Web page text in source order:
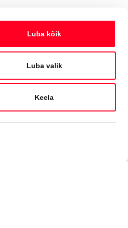
Luba kõik
Luba valik
Keela